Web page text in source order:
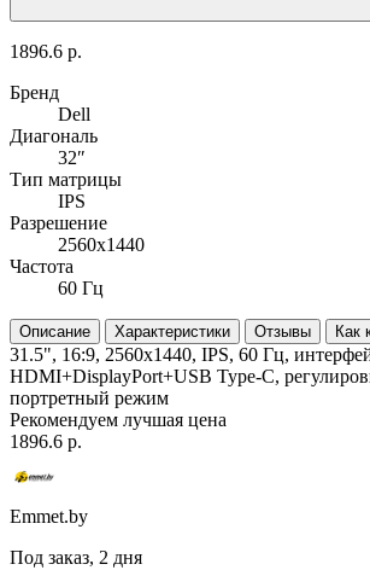
1896.6 р.
Бренд
Dell
Диагональ
32″
Тип матрицы
IPS
Разрешение
2560x1440
Частота
60 Гц
Описание Характеристики Отзывы Как
31.5", 16:9, 2560x1440, IPS, 60 Гц,
HDMI+DisplayPort+USB Type-C,
портретный режим
Рекомендуем лучшая цена
1896.6 р.
Emmet.by
Под заказ, 2 дня